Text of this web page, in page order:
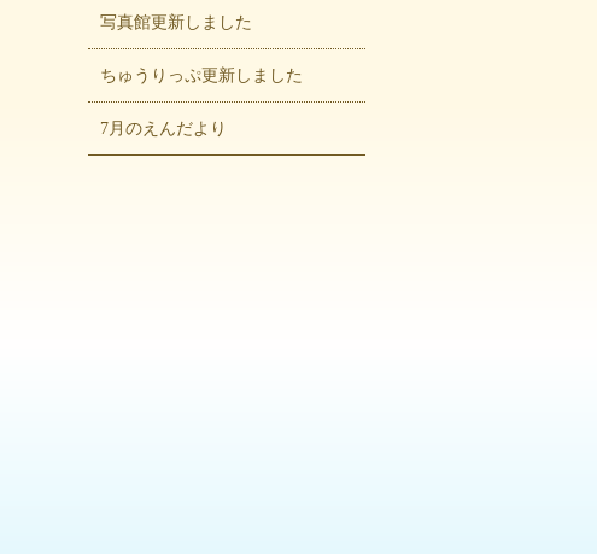
写真館更新しました
ちゅうりっぷ更新しました
7月のえんだより